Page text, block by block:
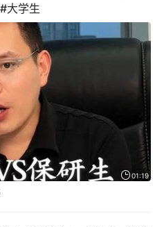
大学生
01:19